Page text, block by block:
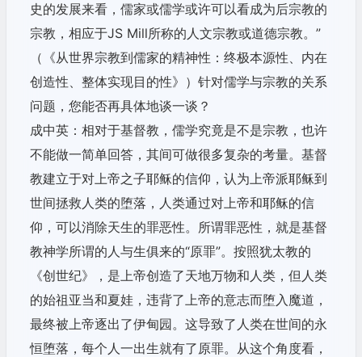
史的发展来看，儒家或儒学或许可以看成为后宗教的
宗教，相应于JS Mill所称的人文宗教或道德宗教。”
（《从世界宗教到儒家的精神性：终极本源性、内在
创造性、整体实现目的性》）针对儒学与宗教的关系
问题，您能否再具体地谈一谈？
成中英：相对于基督教，儒学究竟是不是宗教，也许
不能做一简单回答，其间可做很多复杂的考量。基督
教建立于对上帝之子耶稣的信仰，认为上帝派耶稣到
世间拯救人类的堕落，人类通过对上帝和耶稣的信
仰，可以消除天生的罪恶性。所谓罪恶性，就是基督
教神学所谓的人与生俱来的“原罪”。按照犹太教的
《创世纪》，是上帝创造了天地万物和人类，但人类
的始祖亚当和夏娃，违背了上帝的意志而堕入魔道，
最终被上帝逐出了伊甸园。这导致了人类在世间的永
恒堕落，每个人一出生就有了原罪。从这个角度看，